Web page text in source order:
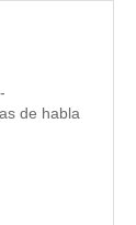
de habla